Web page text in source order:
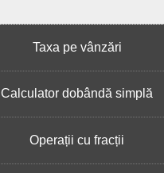
Taxa pe vânzări
Calculator dobândă simplă
Operații cu fracții